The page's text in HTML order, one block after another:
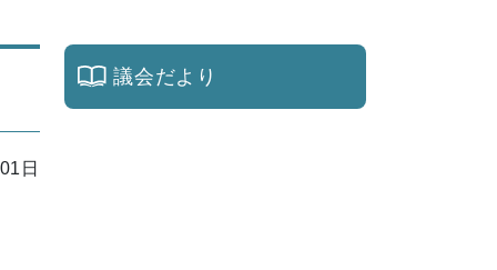
日
議会だより